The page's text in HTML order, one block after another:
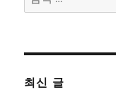
색:
최신 글